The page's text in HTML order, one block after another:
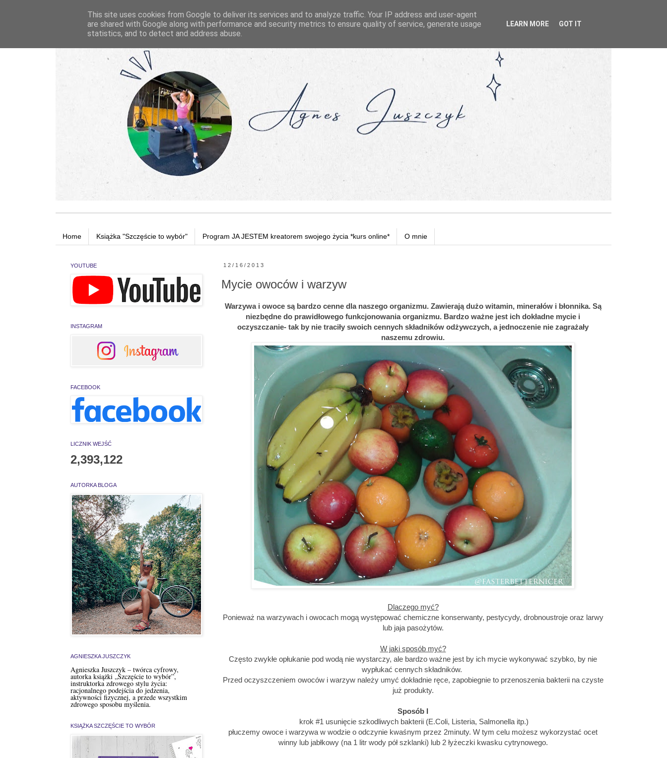
Home Książka "Szczęście to wybór" Program JA JESTEM kreatorem swojego życia *kurs online* O mnie
12/16/2013
Mycie owoców i warzyw
Warzywa i owoce są bardzo cenne dla naszego organizmu. Zawierają dużo witamin, minerałów i błonnika. Są
niezbędne do prawidłowego funkcjonowania organizmu. Bardzo ważne jest ich dokładne mycie i
oczyszczanie- tak by nie traciły swoich cennych składników odżywczych, a jednoczenie nie zagrażały
naszemu zdrowiu.
Dlaczego myć?
Ponieważ na warzywach i owocach mogą występować chemiczne konserwanty, pestycydy, drobnoustroje oraz larwy
lub jaja pasożytów.
W jaki sposób myć?
Często zwykłe opłukanie pod wodą nie wystarczy, ale bardzo ważne jest by ich mycie wykonywać szybko, by nie
wypłukać cennych składników.
Przed oczyszczeniem owoców i warzyw należy umyć dokładnie ręce, zapobiegnie to przenoszenia bakterii na czyste
już produkty.
Sposób I
krok #1 usunięcie szkodliwych bakterii (E.Coli, Listeria, Salmonella itp.)
płuczemy owoce i warzywa w wodzie o odczynie kwaśnym przez 2minuty. W tym celu możesz wykorzystać ocet
winny lub jabłkowy (na 1 litr wody pół szklanki) lub 2 łyżeczki kwasku cytrynowego.
YOUTUBE
INSTAGRAM
FACEBOOK
LICZNIK WEJŚĆ
2,393,122
AUTORKA BLOGA
AGNIESZKA JUSZCZYK
Agnieszka Juszczyk – twórca cyfrowy,
autorka książki „Szczęście to wybór”,
instruktorka zdrowego stylu życia:
racjonalnego podejścia do jedzenia,
aktywności fizycznej, a przede wszystkim
zdrowego sposobu myślenia.
KSIĄŻKA SZCZĘŚCIE TO WYBÓR
This site uses cookies from Google to deliver its services and to analyze traffic. Your IP address and user-agent
are shared with Google along with performance and security metrics to ensure quality of service, generate usage
statistics, and to detect and address abuse.
LEARN MORE GOT IT